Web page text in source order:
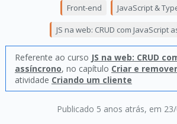
Publicado 5 anos atrás, em
Front-end JavaScript &
JS na web: CRUD com JavaScript
Referente ao curso JS na web: CRUD
assíncrono, no capítulo Criar e
atividade Criando um cliente